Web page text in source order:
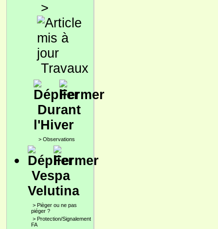
>
Travaux
Durant
l'Hiver
> Observations
Vespa
Velutina
> Pièger ou ne pas
piéger ?
> Protection/Signalement
FA